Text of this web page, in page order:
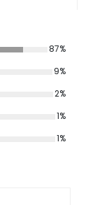
87%
9%
2%
1%
1%